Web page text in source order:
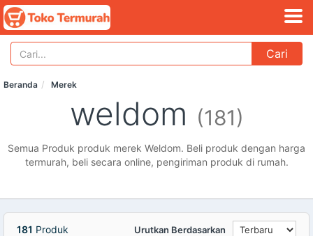
Cari
Beranda Merek
weldom (181)
Semua Produk produk merek Weldom. Beli produk dengan harga
termurah, beli secara online, pengiriman produk di rumah.
181 Produk Urutkan Berdasarkan